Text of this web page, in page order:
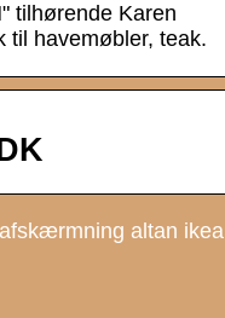
tilhørende Karen
til havemøbler, teak.
altan ikea